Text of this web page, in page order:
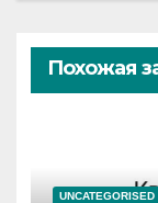
Похожая
UNCATEGORISED